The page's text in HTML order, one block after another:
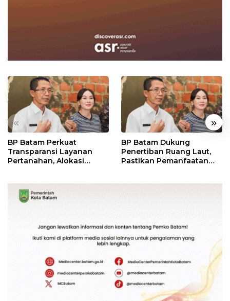
« »
BP Batam Perkuat
Transparansi Layanan
Pertanahan, Alokasi
BP Batam Dukung
Penertiban Ruang Laut,
Pastikan Pemanfaatan